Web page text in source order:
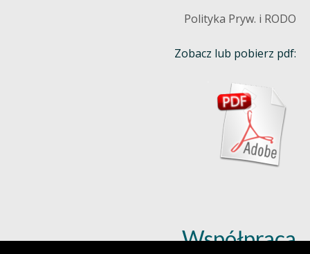
Polityka Pryw. i RODO
Zobacz lub pobierz pdf:
Współpraca